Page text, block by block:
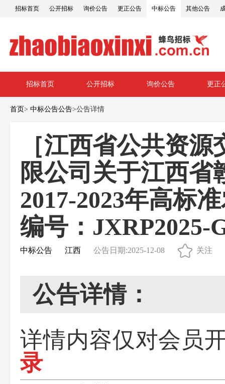
招标首页 公开招标 询价公告 更正公告 中标公告 其他公告
招标首页 公开招标 询价公告 更正
首页> 中标公告公告>公告详情
［江西省公共资
限公司关于江西
2017-2023年高标
编号：JXRP2025-
中标公告 江西 公告日期:2025-12-08 关注
公告详情：
详情内容仅对会员
录